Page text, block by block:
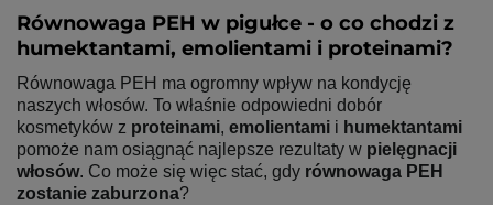
Równowaga PEH w pigułce - o co chodzi z
humektantami, emolientami i proteinami?
Równowaga PEH ma ogromny wpływ na kondycję
naszych włosów. To właśnie odpowiedni dobór
kosmetyków z proteinami, emolientami i humektantami
pomoże nam osiągnąć najlepsze rezultaty w pielęgnacji
włosów. Co może się więc stać, gdy równowaga PEH
zostanie zaburzona?